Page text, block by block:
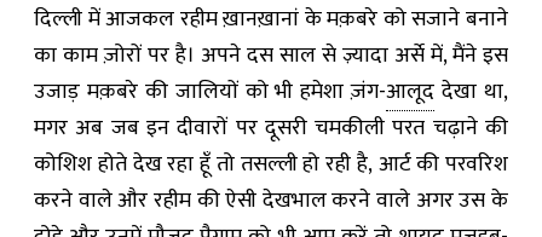
दिल्ली में आजकल रहीम ख़ानख़ानां के मक़बरे को सजाने बनाने
का काम ज़ोरों पर है। अपने दस साल से ज़्यादा अर्से में,मैंने इस
उजाड़ मक़बरे की जालियों को भी हमेशा ज़ंग-आलूद देखा था,
मगर अब जब इन दीवारों पर दूसरी चमकीली परत चढ़ाने की
कोशिश होते देख रहा हूँ तो तसल्ली हो रही है,आर्ट की परवरिश
करने वाले और रहीम की ऐसी देखभाल करने वाले अगर उस के